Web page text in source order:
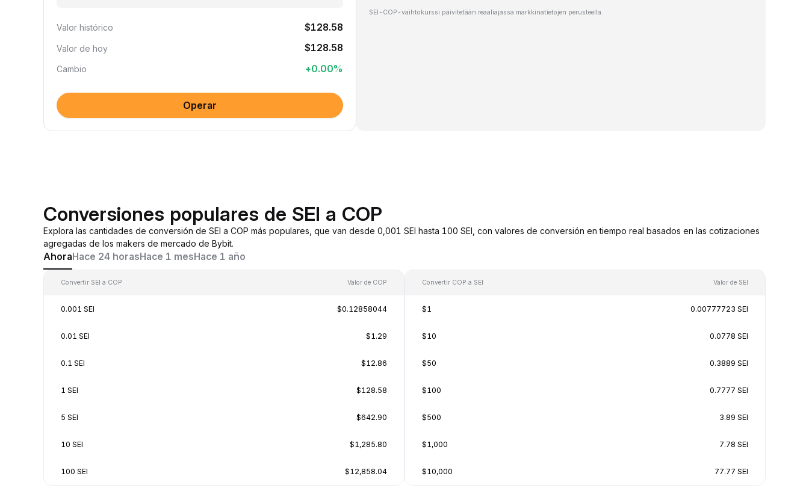
Valor histórico $128.58
Valor de hoy $128.58
Cambio +0.00%
Operar
SEI-COP-vaihtokurssi päivitetään reaaliajassa markkinatietojen perusteella.
Conversiones populares de SEI a COP
Explora las cantidades de conversión de SEI a COP más populares, que van desde 0,001 SEI hasta 100 SEI, con valores de conversión en tiempo real basados en las cotizaciones
agregadas de los makers de mercado de Bybit.
AhoraHace 24 horasHace 1 mesHace 1 año
Convertir SEI a COP Valor de COP
0.001 SEI $0.12858044
0.01 SEI $1.29
0.1 SEI $12.86
1 SEI $128.58
5 SEI $642.90
10 SEI $1,285.80
100 SEI $12,858.04
Convertir COP a SEI Valor de SEI
$1 0.00777723 SEI
$10 0.0778 SEI
$50 0.3889 SEI
$100 0.7777 SEI
$500 3.89 SEI
$1,000 7.78 SEI
$10,000 77.77 SEI